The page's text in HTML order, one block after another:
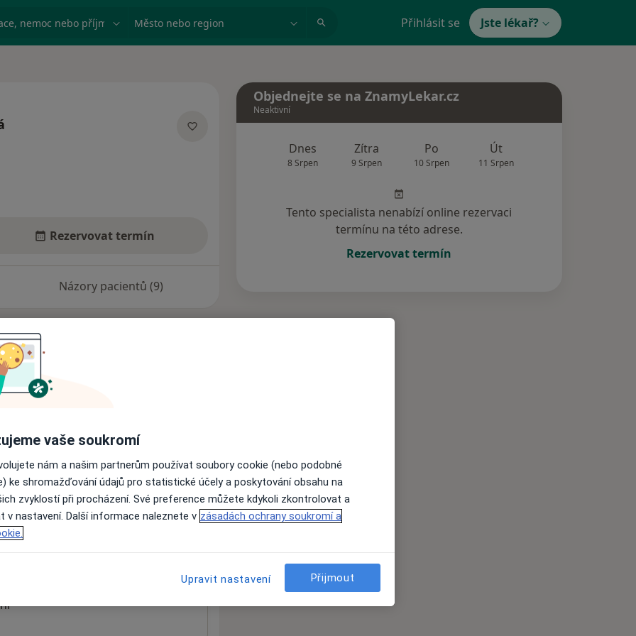
nemoc nebo příjmení Město nebo region Přihlásit se Jste lékař?
Rezervovat termín
Názory pacientů (9)
nejsou k dispozici
informace o svých službách.
Objednejte se na ZnamyLekar.cz
Neaktivní
Dnes
8 Srpen
Zítra
9 Srpen
Po
10 Srpen
Út
11 Srpen
Tento specialista nenabízí online rezervaci
termínu na této adrese.
Rezervovat termín
vaše soukromí
nám a našim partnerům používat soubory cookie (nebo podobné
ke shromažďování údajů pro statistické účely a poskytování obsahu na
zvyklostí při procházení. Své preference můžete kdykoli zkontrolovat a
v nastavení. Další informace naleznete v zásadách ochrany soukromí a
Upravit nastavení Přijmout